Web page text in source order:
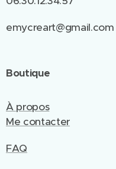
emycreart@gmail.com
Boutique
À propos
Me contacter
FAQ